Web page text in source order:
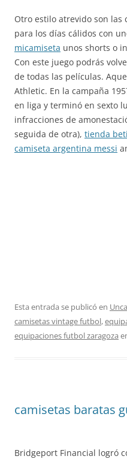
Otro estilo atrevido son las
para los días cálidos con
micamiseta unos shorts o
Con este juego podrás
de todas las películas.
Athletic. En la campaña
en liga y terminó en sexto
infracciones de
seguida de otra), tienda
camiseta argentina messi
Esta entrada se publicó en
camisetas vintage futbol,
equipaciones futbol zaragoza
camisetas baratas
Bridgeport Financial logró